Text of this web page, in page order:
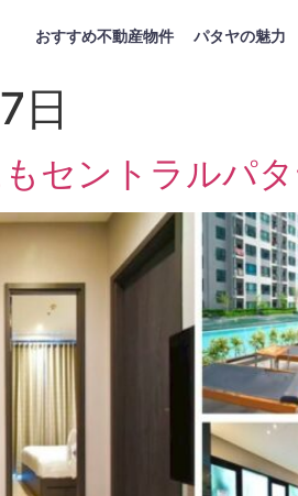
おすすめ不動産物件 パタヤの魅力
日
セントラルパ